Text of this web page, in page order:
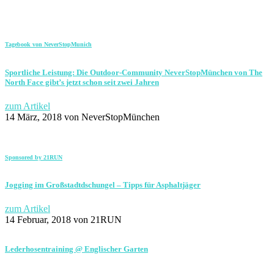
Tagebook von NeverStopMunich
Sportliche Leistung: Die Outdoor-Community NeverStopMünchen von The
North Face gibt’s jetzt schon seit zwei Jahren
zum Artikel
14 März, 2018 von NeverStopMünchen
Sponsored by 21RUN
Jogging im Großstadtdschungel – Tipps für Asphaltjäger
zum Artikel
14 Februar, 2018 von 21RUN
Lederhosentraining @ Englischer Garten